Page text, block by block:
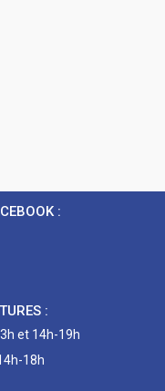
:
:
et 14h-19h
18h